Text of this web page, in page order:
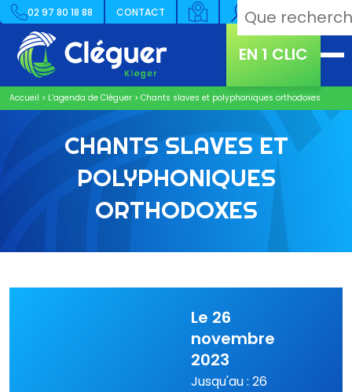
02 97 80 18 88 CONTACT
EN 1 CLIC
Accueil > L’agenda de Cléguer > Chants slaves et polyphoniques orthodoxes
CHANTS SLAVES ET
POLYPHONIQUES
ORTHODOXES
Le 26
novembre
2023
Jusqu'au : 26